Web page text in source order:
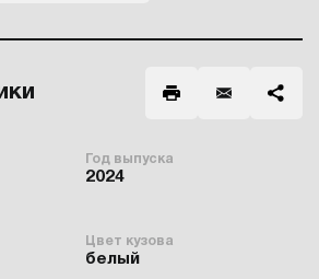
Год выпуска
2024
Цвет кузова
белый